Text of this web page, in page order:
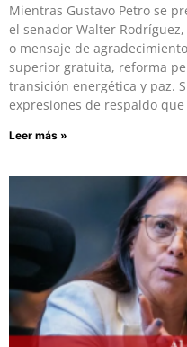
Mientras Gustavo Petro se
el senador Walter
o mensaje de
superior gratuita, reforma
transición energética y paz.
expresiones de respaldo
Leer más »